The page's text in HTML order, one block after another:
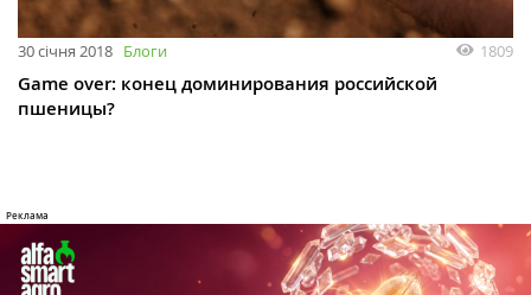
30 січня 2018 Блоги 1809
Game over: конец доминирования российской
пшеницы?